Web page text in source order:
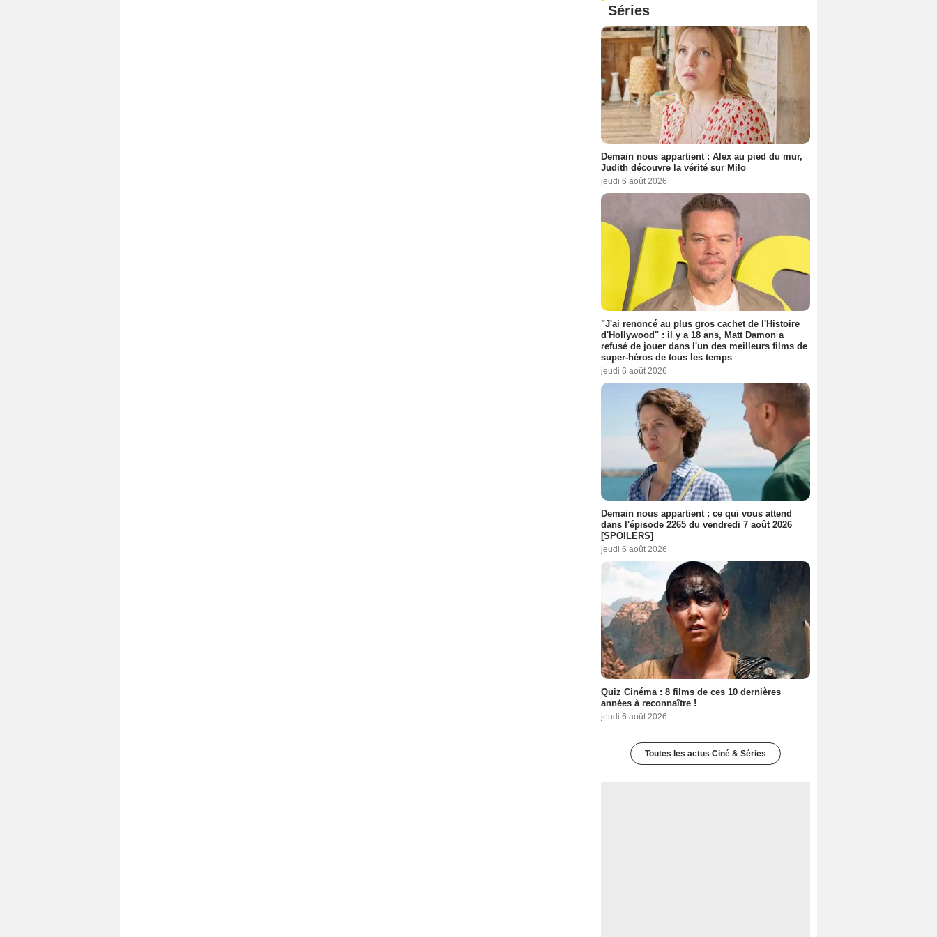
Séries
Demain nous appartient : Alex au pied du mur,
Judith découvre la vérité sur Milo
jeudi 6 août 2026
"J'ai renoncé au plus gros cachet de l'Histoire
d'Hollywood" : il y a 18 ans, Matt Damon a
refusé de jouer dans l'un des meilleurs films de
super-héros de tous les temps
jeudi 6 août 2026
Demain nous appartient : ce qui vous attend
dans l'épisode 2265 du vendredi 7 août 2026
[SPOILERS]
jeudi 6 août 2026
Quiz Cinéma : 8 films de ces 10 dernières
années à reconnaître !
jeudi 6 août 2026
Toutes les actus Ciné & Séries